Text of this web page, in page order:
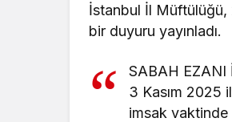
İstanbul İl Müftülüğü,
bir duyuru yayınladı.
SABAH EZANI
3 Kasım 2025
imsak vaktinde